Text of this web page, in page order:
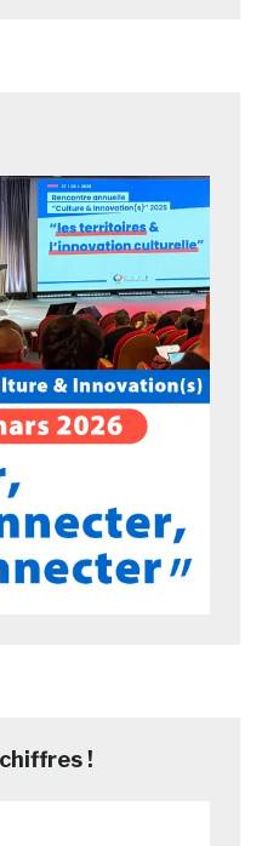
!